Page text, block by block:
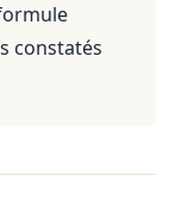
constatés